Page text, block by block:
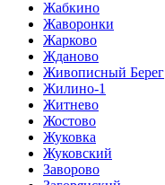
Жабкино
Жаворонки
Жарково
Жданово
Живописный Берег
Жилино-1
Житнево
Жостово
Жуковка
Жуковский
Заворово